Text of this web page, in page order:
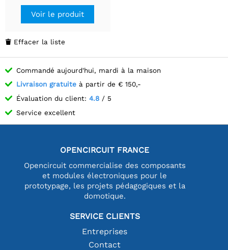
Voir le produit
 Effacer la liste
Commandé aujourd'hui, mardi à la maison
Livraison gratuite à partir de € 150,-
Évaluation du client: 4.8 / 5
Service excellent
OPENCIRCUIT FRANCE
Opencircuit commercialise des composants
et modules électroniques pour le
prototypage, les projets pédagogiques et la
domotique.
SERVICE CLIENTS
Entreprises
Contact